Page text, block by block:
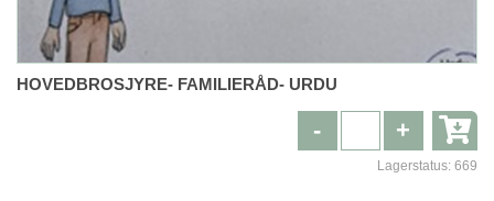
HOVEDBROSJYRE- FAMILIERÅD- URDU
+
-
Lagerstatus: 669